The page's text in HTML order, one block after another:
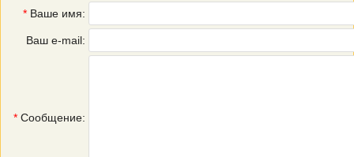
* Ваше имя:
Ваш e-mail:
* Сообщение: